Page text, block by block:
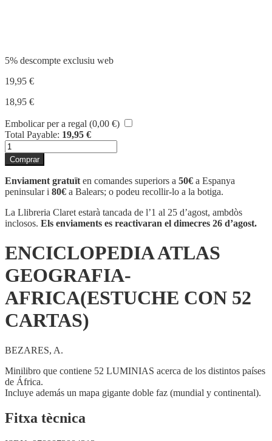
5% descompte exclusiu web
19,95 €
18,95 €
Embolicar per a regal (0,00 €)
Total Payable: 19,95 €
quantitat
de
ENCICLOPEDIA
ATLAS
GEOGRAFIA-
AFRICA(ESTUCHE
CON
52
Comprar
Enviament gratuït en comandes superiors a 50€ a Espanya
peninsular i 80€ a Balears; o podeu recollir-lo a la botiga.
La Llibreria Claret estarà tancada de l’1 al 25 d’agost, ambdòs
inclosos. Els enviaments es reactivaran el dimecres 26 d’agost.
ENCICLOPEDIA ATLAS
GEOGRAFIA-
AFRICA(ESTUCHE CON 52
CARTAS)
BEZARES, A.
Minilibro que contiene 52 LUMINIAS acerca de los distintos países
de África.
Incluye además un mapa gigante doble faz (mundial y continental).
Fitxa tècnica